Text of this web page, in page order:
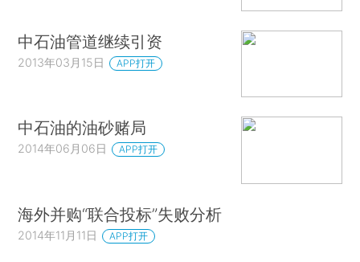
中石油管道继续引资
2013年03月15日 APP打开
中石油的油砂赌局
2014年06月06日 APP打开
海外并购“联合投标”失败分析
2014年11月11日 APP打开